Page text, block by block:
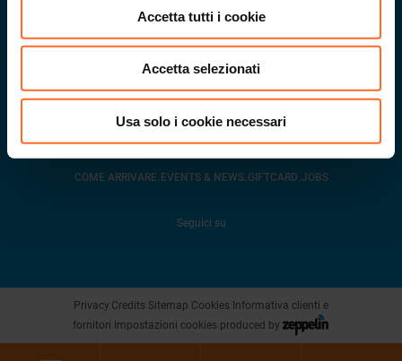
Accetta tutti i cookie
Accetta selezionati
Usa solo i cookie necessari
Via G. Galilei 20.39100Bolzano. Part.IVA02432620215
info@twenty.it
Iscriviti alla Newsletter
COME ARRIVARE. EVENTS & NEWS.GIFTCARD.JOBS
Seguici su
Privacy. Credits Sitemap Cookies Informativa clienti e
fornitori Impostazioni cookies produced by